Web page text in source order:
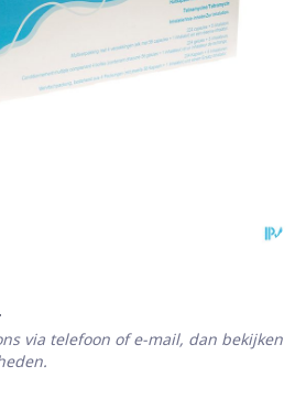
via telefoon of e-mail, dan bekijken